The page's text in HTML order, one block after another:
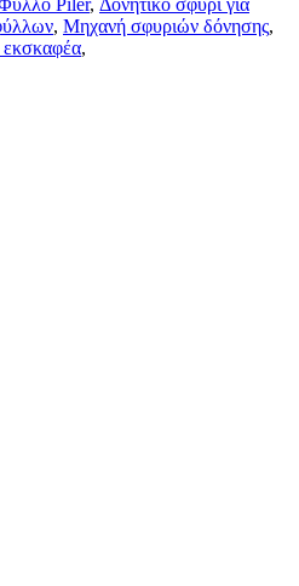
Piler, Δονητικό σφυρί για
, Μηχανή σφυριών δόνησης,
εκσκαφέα,